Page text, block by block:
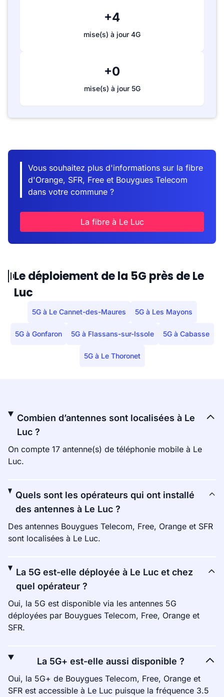
+4
mise(s) à jour 4G
+0
mise(s) à jour 5G
Vous souhaitez plus d'informations sur la fibre
d'Orange, SFR, Free et Bouygues Telecom
dans votre commune ?
La fibre à Le Luc
Le déploiement de la 5G près de Le
Luc
5G à Le Cannet-des-Maures 5G à Les Mayons
5G à Gonfaron 5G à Flassans-sur-Issole 5G à Cabasse
5G à Le Thoronet
Combien d’antennes sont localisées à Le
Luc ?
On compte 17 antenne(s) de téléphonie mobile à Le
Luc.
Quels sont les opérateurs qui ont installé
des antennes à Le Luc ?
Des antennes Bouygues Telecom, Free, Orange et SFR
sont localisées à Le Luc.
La 5G est-elle déployée à Le Luc et chez
quel opérateur ?
Oui, la 5G est disponible via les antennes 5G
déployées par Bouygues Telecom, Free, Orange et
SFR.
La 5G+ est-elle aussi disponible ?
Oui, la 5G+ de Bouygues Telecom, Free, Orange et
SFR est accessible à Le Luc puisque la fréquence 3.5